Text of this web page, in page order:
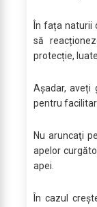
În fața naturii
să
protecție,
Așadar, aveți
pentru
Nu aruncaţi
apelor
apei.
În cazul